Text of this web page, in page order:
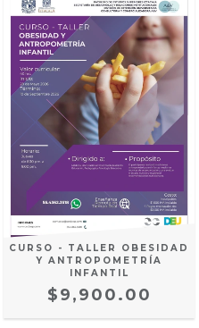
CURSO - TALLER OBESIDAD
Y ANTROPOMETRÍA
INFANTIL
$9,900.00